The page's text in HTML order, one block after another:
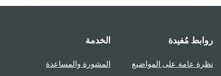
روابط مُفيدة
نظرة عامة على المواضيع
الخدمة
المشورة والمساعدة